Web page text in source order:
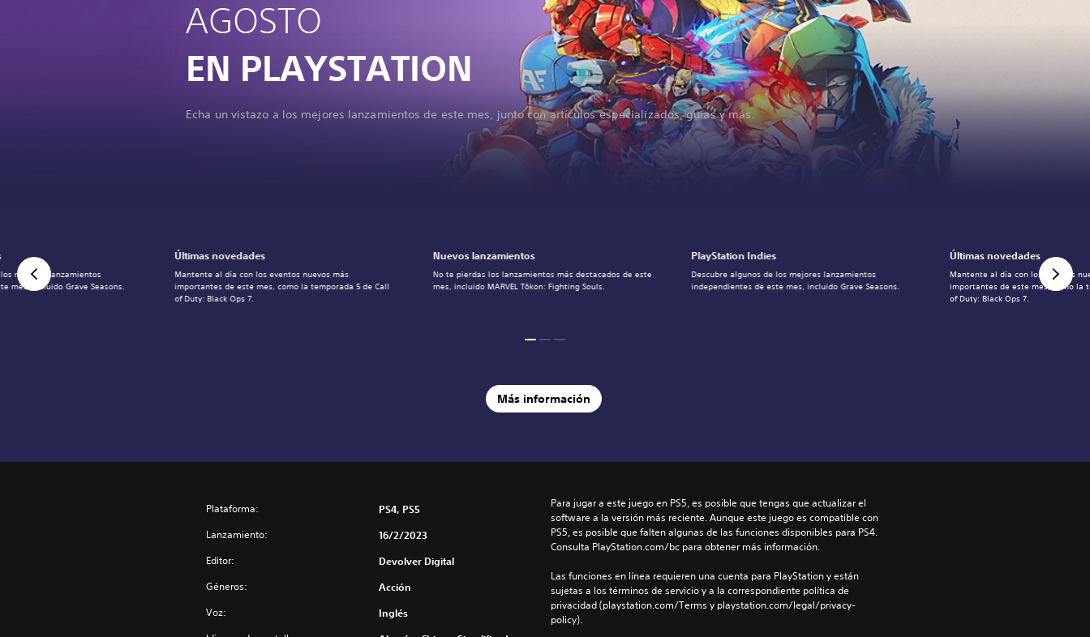
AGOSTO
EN PLAYSTATION
Echa un vistazo a los mejores lanzamientos de este mes, junto con artículos especializados, guías y más.
Nuevos lanzamientos
No te pierdas los lanzamientos más destacados de este
mes, incluido MARVEL Tōkon: Fighting Souls.
PlayStation Indies
Descubre algunos de los mejores lanzamientos
independientes de este mes, incluido Grave Seasons.
Últimas novedades
Mantente al día con los eventos
importantes de este mes, como la
of Duty: Black Ops 7.
mejores lanzamientos
mes, incluido Grave Seasons.
Últimas novedades
Mantente al día con los eventos nuevos más
importantes de este mes, como la temporada 5 de Call
of Duty: Black Ops 7.
Más información
Plataforma: PS4, PS5
Lanzamiento: 16/2/2023
Editor: Devolver Digital
Géneros: Acción
Voz: Inglés
Para jugar a este juego en PS5, es posible que tengas que actualizar el
software a la versión más reciente. Aunque este juego es compatible con
PS5, es posible que falten algunas de las funciones disponibles para PS4.
Consulta PlayStation.com/bc para obtener más información.
Las funciones en línea requieren una cuenta para PlayStation y están
sujetas a los términos de servicio y a la correspondiente política de
privacidad (playstation.com/Terms y playstation.com/legal/privacy-
policy).